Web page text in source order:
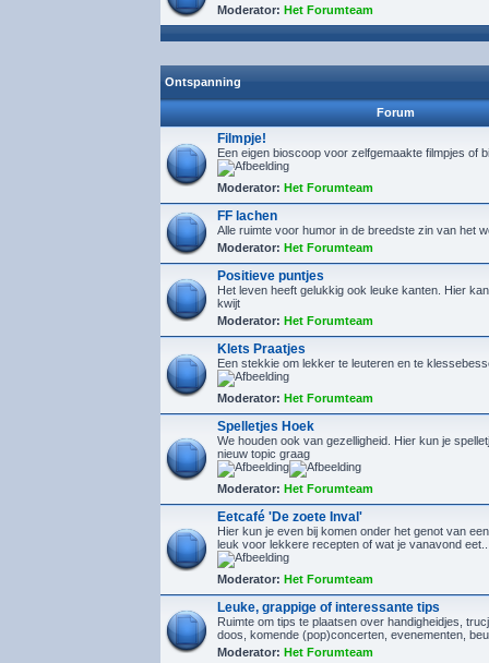
Moderator: Het Forumteam
Ontspanning
Forum
Filmpje!
Een eigen bioscoop voor zelfgemaakte filmpjes of
Moderator: Het Forumteam
FF lachen
Alle ruimte voor humor in de breedste zin van het
Moderator: Het Forumteam
Positieve puntjes
Het leven heeft gelukkig ook leuke kanten. Hier
kwijt
Moderator: Het Forumteam
Klets Praatjes
Een stekkie om lekker te leuteren en te
Moderator: Het Forumteam
Spelletjes Hoek
We houden ook van gezelligheid. Hier kun je
nieuw topic graag
Moderator: Het Forumteam
Eetcafé 'De zoete Inval'
Hier kun je even bij komen onder het genot van
leuk voor lekkere recepten of wat je vanavond
Moderator: Het Forumteam
Leuke, grappige of interessante tips
Ruimte om tips te plaatsen over handigheidjes,
doos, komende (pop)concerten, evenementen,
Moderator: Het Forumteam